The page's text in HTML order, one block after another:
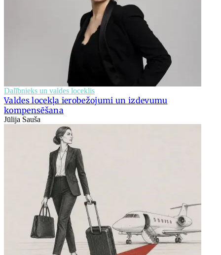
Dalībnieks un valdes loceklis
Valdes locekļa ierobežojumi un izdevumu
kompensēšana
Jūlija Sauša